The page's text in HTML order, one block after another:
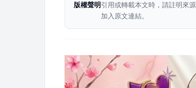
版權聲明引用或轉載本文時，請註明來
加入原文連結。